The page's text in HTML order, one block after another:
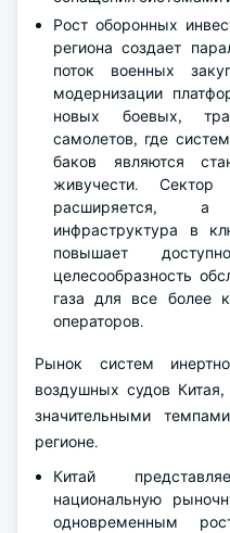
Рост оборонных
региона создает
поток военных
модернизации
новых боевых,
самолетов, где
баков являются
живучести.
расширяется, а
инфраструктура в
повышает
целесообразность
газа для все более
операторов.
Рынок систем
воздушных судов
значительными
регионе.
Китай
национальную
одновременным